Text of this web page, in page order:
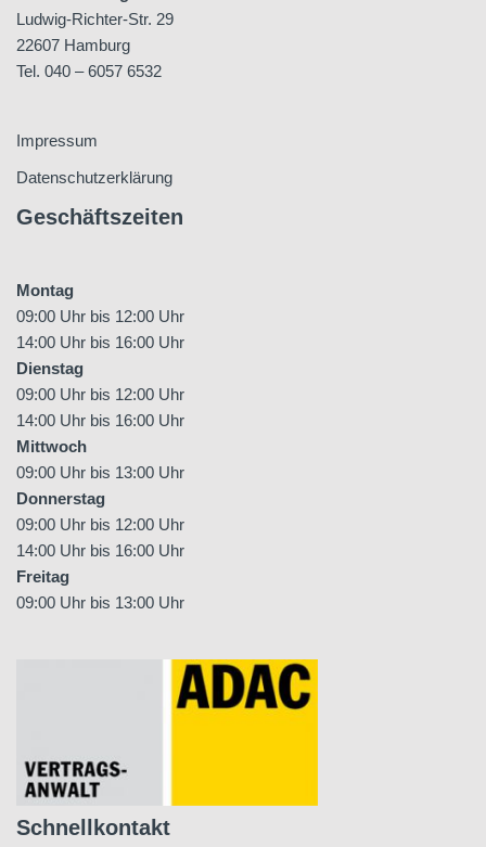
Ludwig-Richter-Str. 29
22607 Hamburg
Tel. 040 – 6057 6532
Impressum
Datenschutzerklärung
Geschäftszeiten
Montag
09:00 Uhr bis 12:00 Uhr
14:00 Uhr bis 16:00 Uhr
Dienstag
09:00 Uhr bis 12:00 Uhr
14:00 Uhr bis 16:00 Uhr
Mittwoch
09:00 Uhr bis 13:00 Uhr
Donnerstag
09:00 Uhr bis 12:00 Uhr
14:00 Uhr bis 16:00 Uhr
Freitag
09:00 Uhr bis 13:00 Uhr
Schnellkontakt